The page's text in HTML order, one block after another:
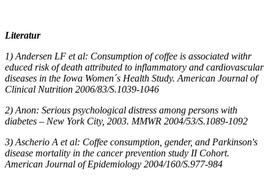
Literatur
1) Andersen LF et al: Consumption of coffee is associated withr
educed risk of death attributed to inflammatory and cardiovascular
diseases in the Iowa Women´s Health Study. American Journal of
Clinical Nutrition 2006/83/S.1039-1046
2) Anon: Serious psychological distress among persons with
diabetes – New York City, 2003. MMWR 2004/53/S.1089-1092
3) Ascherio A et al: Coffee consumption, gender, and Parkinson's
disease mortality in the cancer prevention study II Cohort.
American Journal of Epidemiology 2004/160/S.977-984